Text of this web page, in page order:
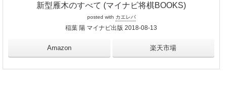
新型雁木のすべて (マイナビ将棋BOOKS)
posted with カエレバ
稲葉 陽 マイナビ出版 2018-08-13
Amazon 楽天市場